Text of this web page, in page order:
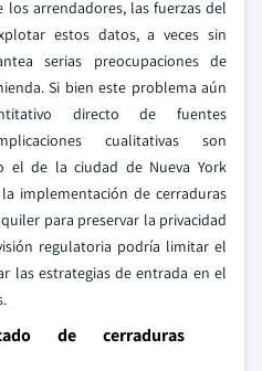
los arrendadores, las fuerzas del
estos datos, a veces sin
serias preocupaciones de
Si bien este problema aún
directo de fuentes
cualitativas son
el de la ciudad de Nueva York
implementación de cerraduras
para preservar la privacidad
regulatoria podría limitar el
las estrategias de entrada en el
de cerraduras